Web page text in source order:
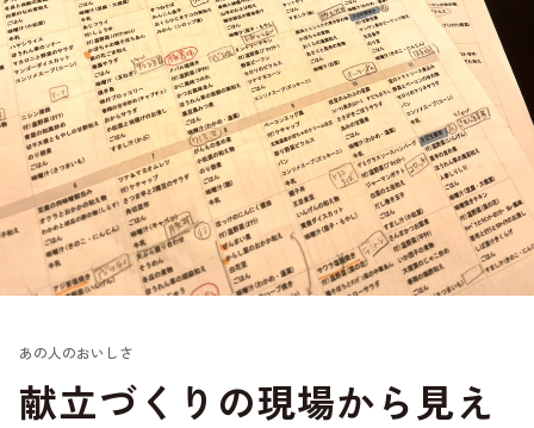
あの人のおいしさ
献立づくりの現場から見え